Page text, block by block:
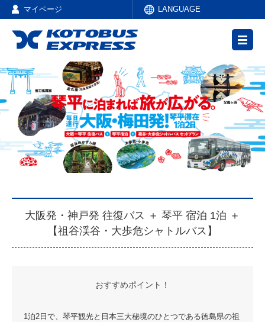
LANGUAGE
マイページ
大阪発・神戸発 往復バス ＋ 琴平 宿泊 1泊 ＋
【祖谷渓谷・大歩危シャトルバス】
おすすめポイント！
1泊2日で、琴平観光と日本三大秘境のひとつである徳島県の祖